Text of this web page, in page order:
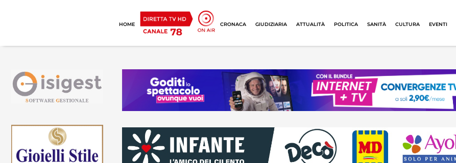
HOME CRONACA GIUDIZIARIA ATTUALITÀ POLITICA SANITÀ CULTURA EVENTI